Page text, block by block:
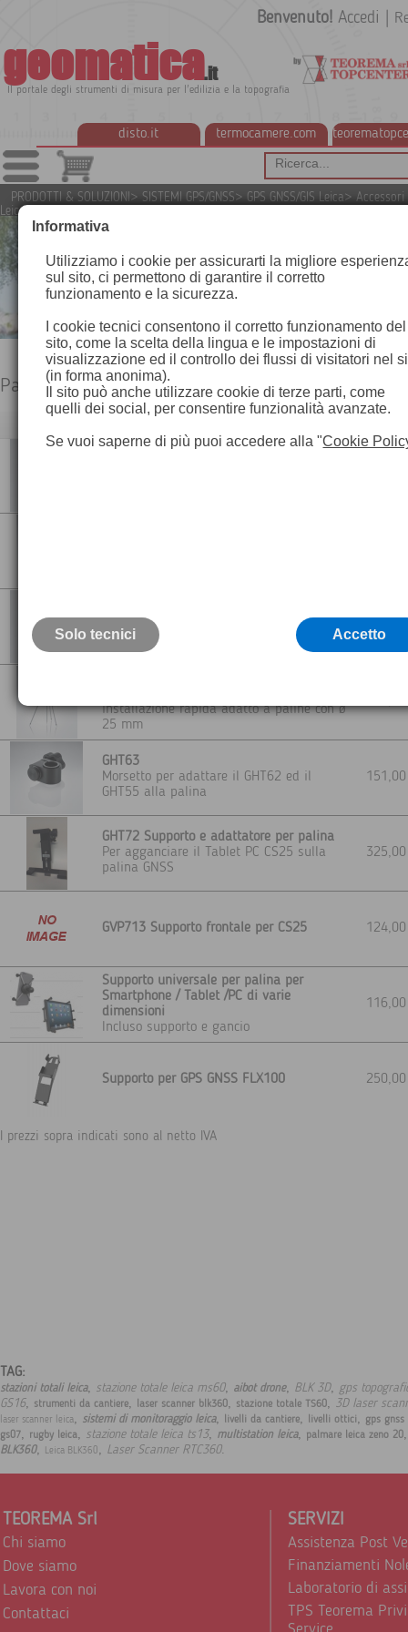
geomatica.it
Il portale degli strumenti di misura per l'edilizia e la topografia
disto.it termocamere.com
Benvenuto! Accedi
PRODOTTI & SOLUZIONI> SISTEMI GPS/GNSS> GPS GNSS/GIS Leica > Accessori
Leica
Paline e Supporti
GLS30
Palina GNSS in fibra di carbonio
installazione rapida adatto a paline con ø
25 mm
GHT63
Morsetto per adattare il GHT62 ed il
GHT55 alla palina
GHT72 Supporto e adattatore per palina
Per agganciare il Tablet PC CS25 sulla
palina GNSS
GVP713 Supporto frontale per CS25
Supporto universale per palina per
Smartphone / Tablet /PC di varie
dimensioni
Incluso supporto e gancio
Supporto per GPS GNSS FLX100
I prezzi sopra indicati sono al netto IVA
TAG:
stazioni totali leica, stazione totale leica ms60, aibot drone, BLK 3D, gps
GS16, strumenti da cantiere, laser scanner blk360, stazione totale TS60, 3D laser
laser scanner leica, sistemi di monitoraggio leica, livelli da cantiere, livelli ottici, gps gnss
gs07, rugby leica, stazione totale leica ts13, multistation leica, palmare leica zeno 20
BLK360, Leica BLK360, Laser Scanner RTC360.
TEOREMA Srl
Chi siamo
Dove siamo
Lavora con noi
Contattaci
SERVIZI
Assistenza Post
Finanziamenti
Laboratorio di
TPS Teorema
Informativa
Utilizziamo i cookie per assicurarti la migliore
sul sito, ci permettono di garantire il corretto
funzionamento e la sicurezza.
I cookie tecnici consentono il corretto funzionamento del
sito, come la scelta della lingua e le impostazioni di
visualizzazione ed il controllo dei flussi di visitatori nel
(in forma anonima).
Il sito può anche utilizzare cookie di terze parti, come
quelli dei social, per consentire funzionalità avanzate.
Se vuoi saperne di più puoi accedere alla "Cookie
Solo tecnici Accetto